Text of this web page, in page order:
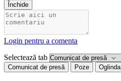
Închide
Login pentru a comenta
Selectează tab
Comunicat de presă Poze Oglinda